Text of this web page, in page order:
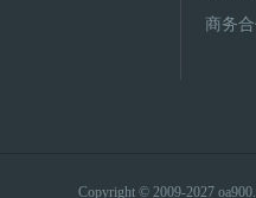
商务
Copyright © 2009-2027